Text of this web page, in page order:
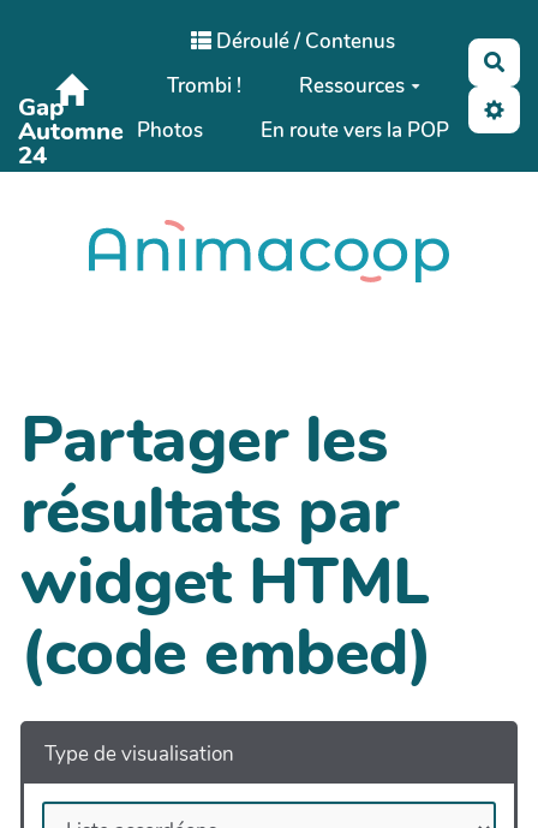
Aller au contenu principal
Gap
Automne
24
Déroulé / Contenus
Trombi !
Ressources
Photos
En route vers la POP
Partager les
résultats par
widget HTML
(code embed)
Type de visualisation